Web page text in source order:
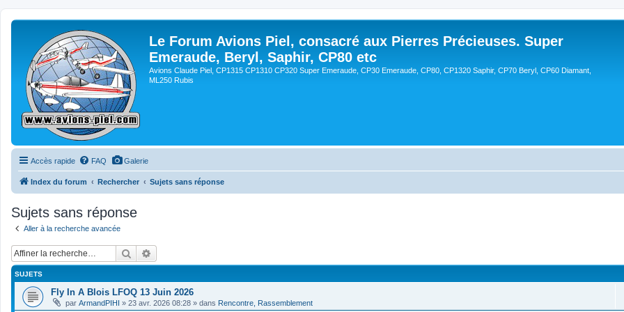
Le Forum Avions Piel, consacré aux Pierres Précieuses. Super
Emeraude, Beryl, Saphir, CP80 etc
Avions Claude Piel, CP1315 CP1310 CP320 Super Emeraude, CP30 Emeraude, CP80, CP1320 Saphir, CP70 Beryl, CP60 Diamant,
ML250 Rubis
Accès rapide FAQ Galerie
Index du forum Rechercher Sujets sans réponse
Sujets sans réponse
Aller à la recherche avancée
Rechercher
SUJETS
Fly In A Blois LFOQ 13 Juin 2026
par ArmandPIHI » 23 avr. 2026 08:28 » dans Rencontre, Rassemblement